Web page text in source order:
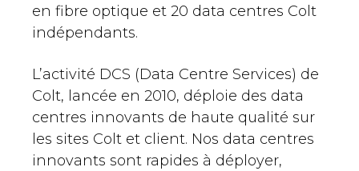
en fibre optique et 20 data centres Colt
indépendants.
L’activité DCS (Data Centre Services) de
Colt, lancée en 2010, déploie des data
centres innovants de haute qualité sur
les sites Colt et client. Nos data centres
innovants sont rapides à déployer,